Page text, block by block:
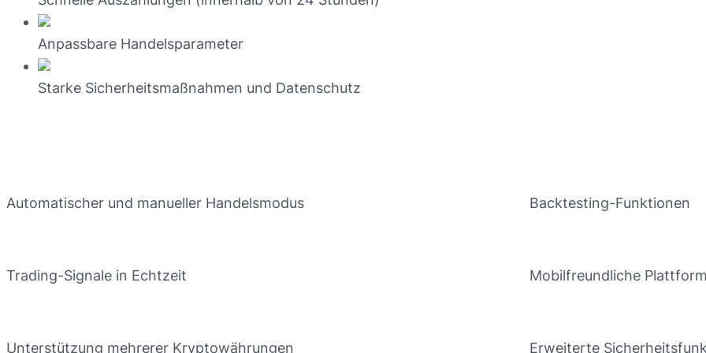
Anpassbare Handelsparameter
Starke Sicherheitsmaßnahmen und Datenschutz
Automatischer und manueller Handelsmodus
Trading-Signale in Echtzeit
Unterstützung mehrerer Kryptowährungen
Backtesting-Funktionen
Mobilfreundliche Plattform
Erweiterte